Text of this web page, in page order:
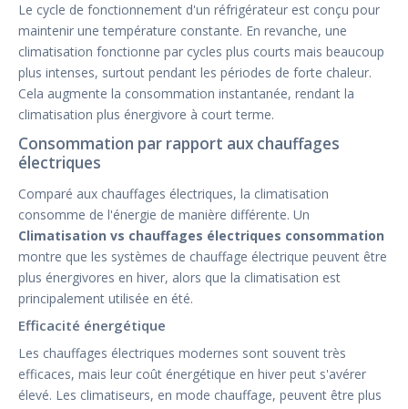
Le cycle de fonctionnement d'un réfrigérateur est conçu pour
maintenir une température constante. En revanche, une
climatisation fonctionne par cycles plus courts mais beaucoup
plus intenses, surtout pendant les périodes de forte chaleur.
Cela augmente la consommation instantanée, rendant la
climatisation plus énergivore à court terme.
Consommation par rapport aux chauffages
électriques
Comparé aux chauffages électriques, la climatisation
consomme de l'énergie de manière différente. Un
Climatisation vs chauffages électriques consommation
montre que les systèmes de chauffage électrique peuvent être
plus énergivores en hiver, alors que la climatisation est
principalement utilisée en été.
Efficacité énergétique
Les chauffages électriques modernes sont souvent très
efficaces, mais leur coût énergétique en hiver peut s'avérer
élevé. Les climatiseurs, en mode chauffage, peuvent être plus